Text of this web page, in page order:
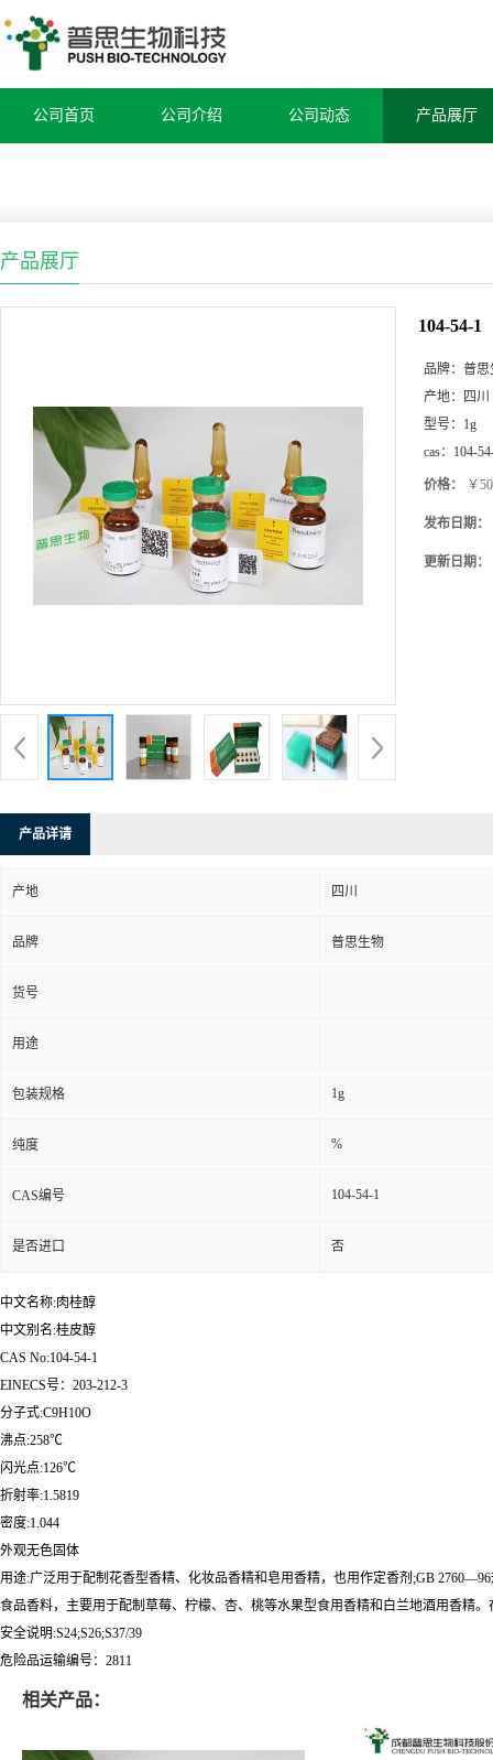
公司首页 公司介绍 公司动态 产品展厅
产品展厅
104-54-1
品牌： 普思
产地：
四川
型号： 1g
cas： 104-
价格： ￥
发布日期：
更新日期：
产品详请
产地 四川
品牌 普思生物
货号
用途
包装规格 1g
纯度 %
CAS编号 104-54-1
是否进口 否
中文名称:肉桂醇
中文别名:桂皮醇
CAS No:104-54-1
EINECS号：203-212-3
分子式:C9H10O
沸点:258℃
闪光点:126℃
折射率:1.5819
密度:1.044
外观无色固体
用途:广泛用于配制花香型香精、化妆品香精和皂用香精，也用作定香剂;GB
食品香料，主要用于配制草莓、柠檬、杏、桃等水果型食用香精和白兰地酒用香精。
安全说明:S24;S26;S37/39
危险品运输编号：2811
相关产品：